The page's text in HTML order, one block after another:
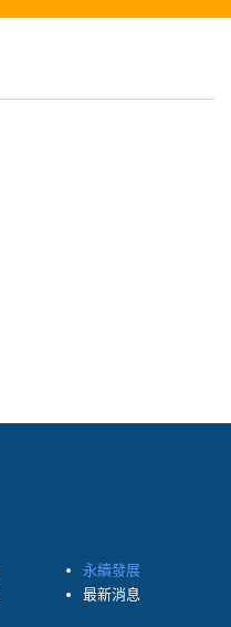
永續發展
最新消息